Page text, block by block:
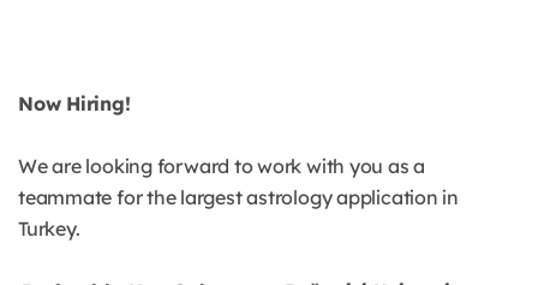
Now Hiring!
We are looking forward to work with you as a
teammate for the largest astrology application in
Turkey.